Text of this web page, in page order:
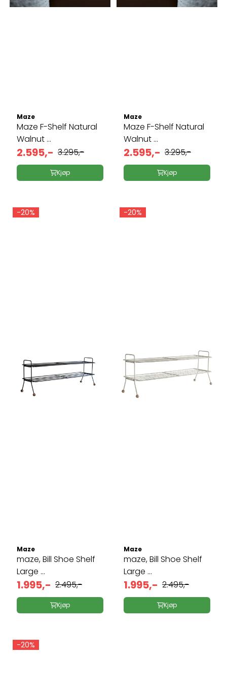
Maze
Maze F-Shelf Natural
Walnut ...
2.595,- 3.295,-
Kjøp
Maze
Maze F-Shelf Natural
Walnut ...
2.595,- 3.295,-
Kjøp
-20%
Maze
maze, Bill Shoe Shelf
Large ...
1.995,- 2.495,-
Kjøp
-20%
Maze
maze, Bill Shoe Shelf
Large ...
1.995,- 2.495,-
Kjøp
-20%